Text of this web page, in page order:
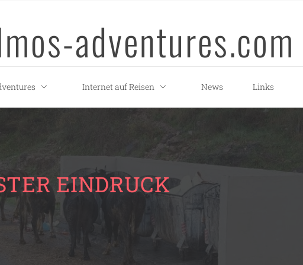
adventures.com
Internet auf Reisen News Links
EINDRUCK